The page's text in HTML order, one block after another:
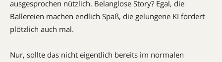
ausgesprochen nützlich. Belanglose Story? Egal, die
Ballereien machen endlich Spaß, die gelungene KI fordert
plötzlich auch mal.
Nur, sollte das nicht eigentlich bereits im normalen